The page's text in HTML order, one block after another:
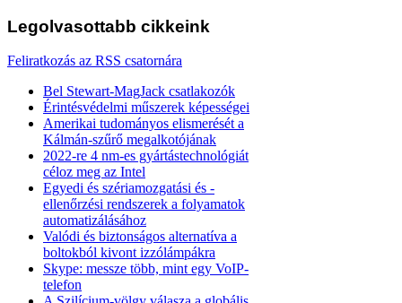
Legolvasottabb cikkeink
Feliratkozás az RSS csatornára
Bel Stewart-MagJack csatlakozók
Érintésvédelmi műszerek képességei
Amerikai tudományos elismerését a
Kálmán-szűrő megalkotójának
2022-re 4 nm-es gyártástechnológiát
céloz meg az Intel
Egyedi és szériamozgatási és -
ellenőrzési rendszerek a folyamatok
automatizálásához
Valódi és biztonságos alternatíva a
boltokból kivont izzólámpákra
Skype: messze több, mint egy VoIP-
telefon